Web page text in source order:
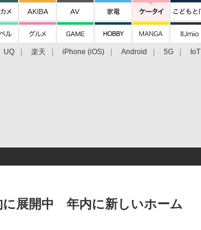
UQ 楽天 iPhone (iOS) Android 5G IoT
に展開中 年内に新しいホーム